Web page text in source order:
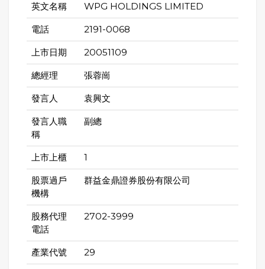
英文名稱 WPG HOLDINGS LIMITED
電話 2191-0068
上市日期 20051109
總經理 張蓉崗
發言人 袁興文
發言人職
稱
副總
上市上櫃 1
股票過戶
機構
群益金鼎證券股份有限公司
股務代理
電話
2702-3999
產業代號 29